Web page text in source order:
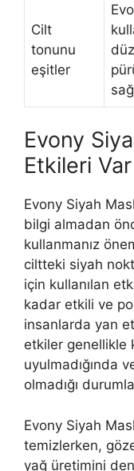
Cilt
tonunu
eşitler
Evony
Etkileri Var
Evony Siyah
bilgi almadan
kullanmanız
ciltteki siyah
için kullanılan
kadar etkili ve
insanlarda yan
etkiler genellikle
uyulmadığında
olmadığı
Evony Siyah
temizlerken,
yağ üretimini